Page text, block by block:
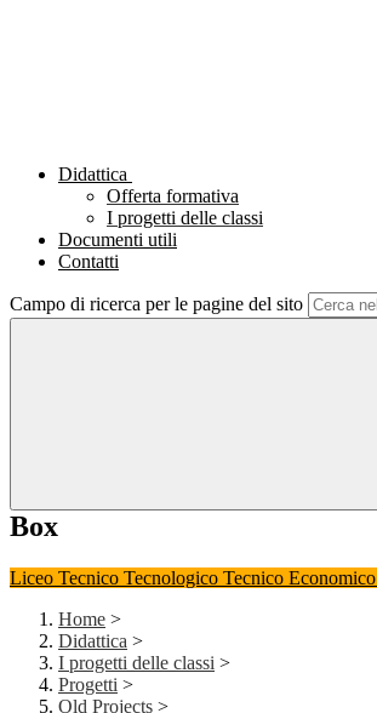
Didattica
Offerta formativa
I progetti delle classi
Documenti utili
Contatti
Campo di ricerca per le pagine del sito
Box
Liceo Tecnico Tecnologico Tecnico Economico
Home >
Didattica >
I progetti delle classi >
Progetti >
Old Projects >